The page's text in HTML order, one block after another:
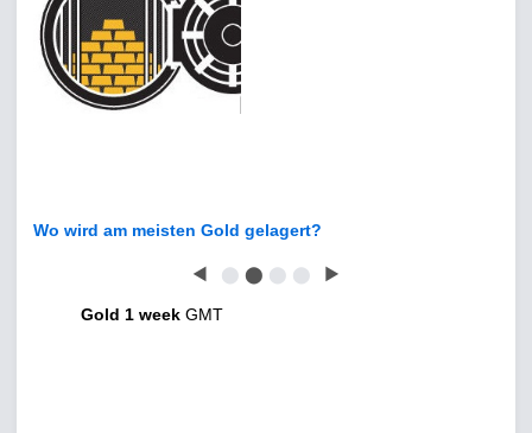
Wo wird am meisten Gold gelagert?
◀ ⬤ ⬤ ⬤ ⬤ ▶
Gold 1 week GMT